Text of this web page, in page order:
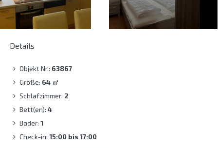
Details
Objekt Nr.: 63867
Größe: 64 ㎡
Schlafzimmer: 2
Bett(en): 4
Bäder: 1
Check-in: 15:00 bis 17:00